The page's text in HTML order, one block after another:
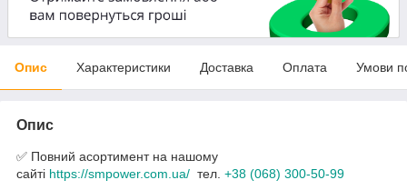
Опис Характеристики Доставка Оплата Умови
Опис
✅ Повний асортимент на нашому
сайті https://smpower.com.ua/ тел. +38 (068) 300-50-99